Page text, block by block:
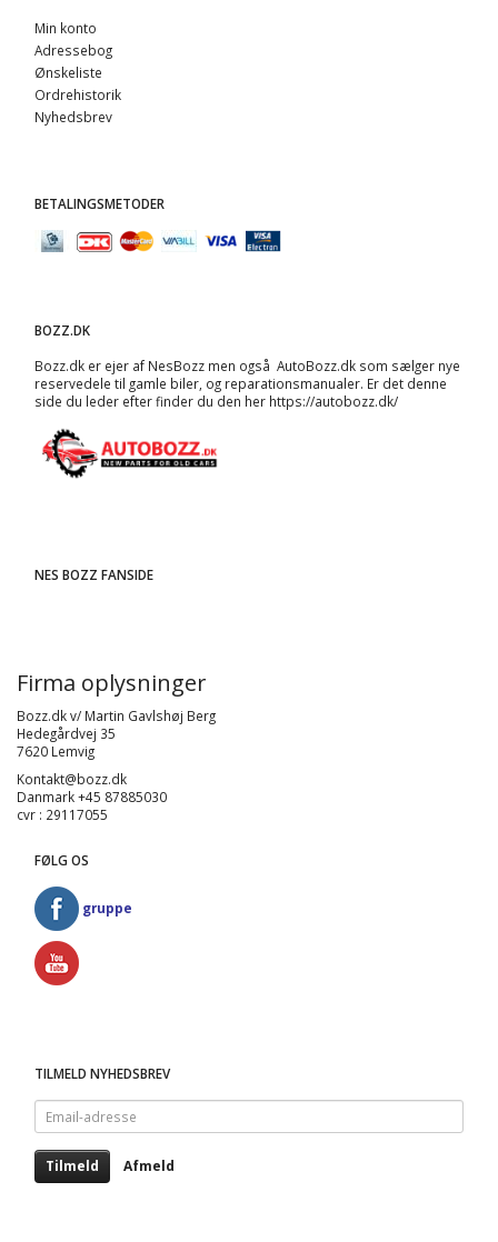
Min konto
Adressebog
Ønskeliste
Ordrehistorik
Nyhedsbrev
BETALINGSMETODER
BOZZ.DK
Bozz.dk er ejer af NesBozz men også AutoBozz.dk som sælger nye
reservedele til gamle biler, og reparationsmanualer. Er det denne
side du leder efter finder du den her https://autobozz.dk/
NES BOZZ FANSIDE
Firma oplysninger
Bozz.dk v/ Martin Gavlshøj Berg
Hedegårdvej 35
7620 Lemvig
Kontakt@bozz.dk
Danmark +45 87885030
cvr : 29117055
FØLG OS
gruppe
TILMELD NYHEDSBREV
Email-
adresse
Tilmeld Afmeld